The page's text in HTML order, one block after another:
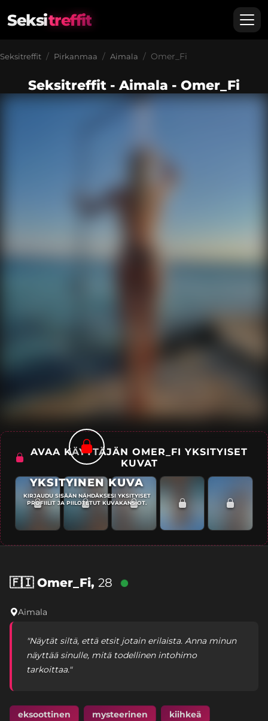
Seksitreffit
Seksitreffit Pirkanmaa Aimala Omer_Fi
Seksitreffit - Aimala - Omer_Fi
YKSITYINEN KUVA
KIRJAUDU SISÄÄN NÄHDÄKSESI YKSITYISET
PROFIILIT JA PIILOTETUT KUVAKANSIOT.
AVAA KÄYTTÄJÄN OMER_FI YKSITYISET
KUVAT
🇫🇮Omer_Fi, 28
Aimala
"Näytät siltä, että etsit jotain erilaista. Anna minun
näyttää sinulle, mitä todellinen intohimo
tarkoittaa."
eksoottinen mysteerinen
kiihkeä